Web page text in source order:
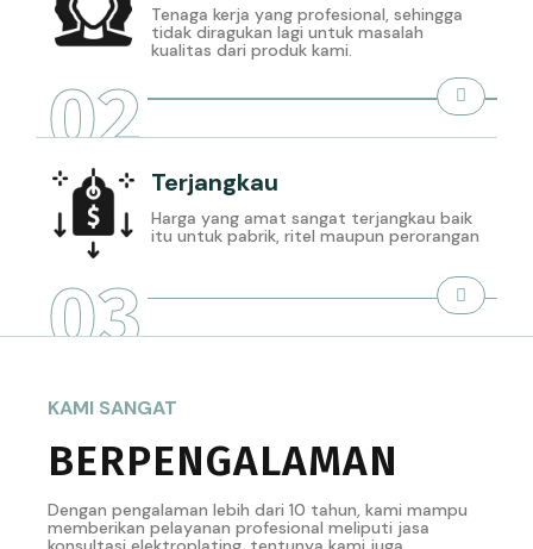
Tenaga kerja yang profesional, sehingga
tidak diragukan lagi untuk masalah
kualitas dari produk kami.
02
Terjangkau
Harga yang amat sangat terjangkau baik
itu untuk pabrik, ritel maupun perorangan
03
KAMI SANGAT
BERPENGALAMAN
Dengan pengalaman lebih dari 10 tahun, kami mampu
memberikan pelayanan profesional meliputi jasa